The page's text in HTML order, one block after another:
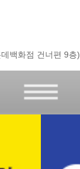
백화점 건너편 9층)